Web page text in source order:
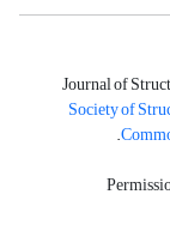
Journal of
Society of
.